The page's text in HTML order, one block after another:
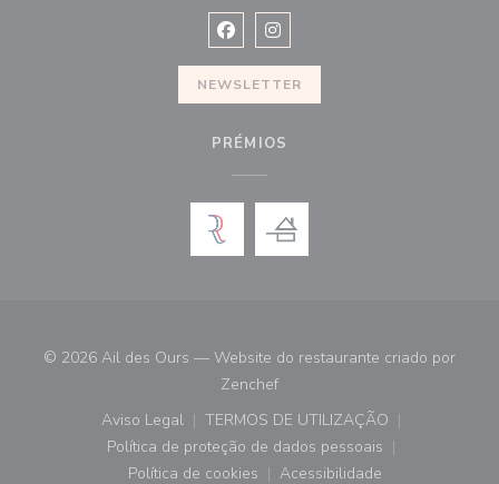
Facebook ((abre numa nova janela))
Instagram ((abre numa nova
NEWSLETTER
PRÉMIOS
© 2026 Ail des Ours — Website do restaurante criado por
Zenchef((abre numa nova janela))
Aviso Legal
((abre numa nova janela))
TERMOS DE UTILIZAÇÃO
((abre numa nova janela))
Política de proteção de dados pessoais
((abre numa nova janela))
Política de cookies Acessibilidade